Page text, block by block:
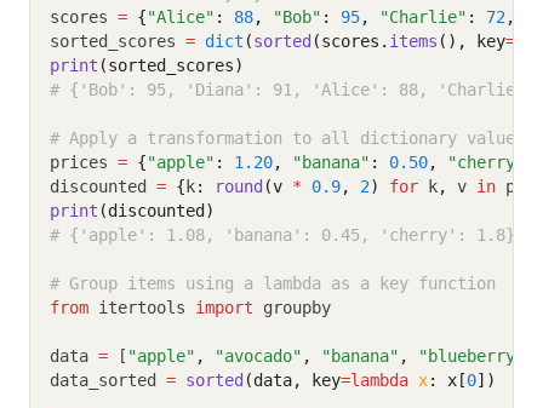
scores = {"Alice" : 88, "Bob" : 95, "Charlie" : 72 ,
sorted_scores = dict (sorted (scores. items (), key
print (sorted_scores)
# {'Bob': 95, 'Diana': 91, 'Alice': 88, 'Charlie':
# Apply a transformation to all dictionary values
prices = {"apple" : 1.20, "banana" : 0.50, "cherry"
discounted = { k: round (v * 0.9, 2) for k, v in
print (discounted)
# {'apple': 1.08, 'banana': 0.45, 'cherry': 1.8}
# Group items using a lambda as a key function
from itertools import groupby
data = [ "apple" , "avocado" , "banana" , "blueberry"
data_sorted = sorted (data, key=lambda x: x[0])